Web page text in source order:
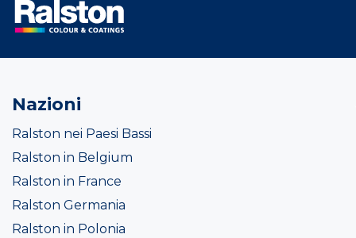
Nazioni
Ralston nei Paesi Bassi
Ralston in Belgium
Ralston in France
Ralston Germania
Ralston in Polonia